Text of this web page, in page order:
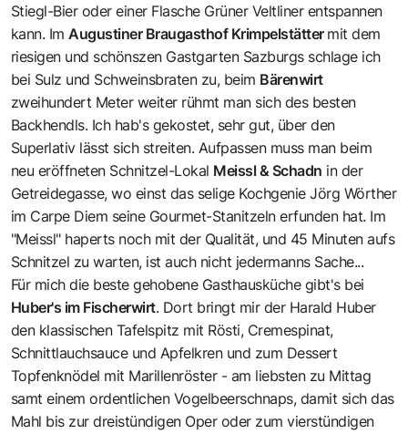
Stiegl-Bier oder einer Flasche Grüner Veltliner entspannen
kann. ImAugustiner Braugasthof Krimpelstätter mit dem
riesigen und schönszen Gastgarten Sazburgs schlage ich
bei Sulz und Schweinsbraten zu, beim Bärenwirt
zweihundert Meter weiter rühmt man sich des besten
Backhendls. Ich hab's gekostet, sehr gut, über den
Superlativ lässt sich streiten. Aufpassen muss man beim
neu eröffneten Schnitzel-Lokal Meissl & Schadn in der
Getreidegasse, wo einst das selige Kochgenie Jörg Wörther
im Carpe Diem seine Gourmet-Stanitzeln erfunden hat. Im
"Meissl" haperts noch mit der Qualität, und 45 Minuten aufs
Schnitzel zu warten, ist auch nicht jedermanns Sache...
Für mich die beste gehobene Gasthausküche gibt's bei
Huber's im Fischerwirt. Dort bringt mir der Harald Huber
den klassischen Tafelspitz mit Rösti, Cremespinat,
Schnittlauchsauce und Apfelkren und zum Dessert
Topfenknödel mit Marillenröster - am liebsten zu Mittag
samt einem ordentlichen Vogelbeerschnaps, damit sich das
Mahl bis zur dreistündigen Oper oder zum vierstündigen